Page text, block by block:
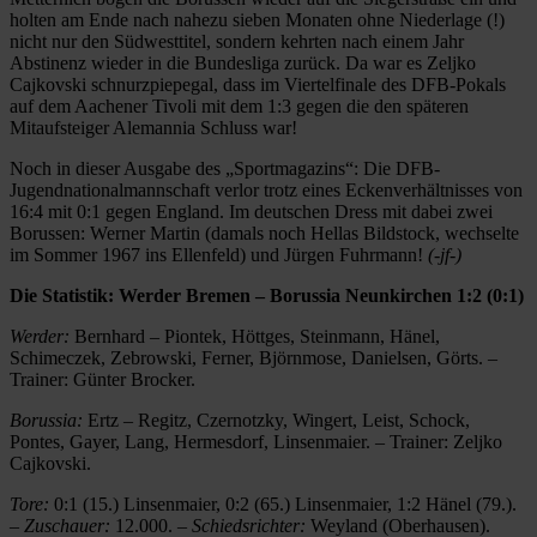
holten am Ende nach nahezu sieben Monaten ohne Niederlage (!)
nicht nur den Südwesttitel, sondern kehrten nach einem Jahr
Abstinenz wieder in die Bundesliga zurück. Da war es Zeljko
Cajkovski schnurzpiepegal, dass im Viertelfinale des DFB-Pokals
auf dem Aachener Tivoli mit dem 1:3 gegen die den späteren
Mitaufsteiger Alemannia Schluss war!
Noch in dieser Ausgabe des „Sportmagazins“: Die DFB-
Jugendnationalmannschaft verlor trotz eines Eckenverhältnisses von
16:4 mit 0:1 gegen England. Im deutschen Dress mit dabei zwei
Borussen: Werner Martin (damals noch Hellas Bildstock, wechselte
im Sommer 1967 ins Ellenfeld) und Jürgen Fuhrmann! (-jf-)
Die Statistik: Werder Bremen – Borussia Neunkirchen 1:2 (0:1)
Werder: Bernhard – Piontek, Höttges, Steinmann, Hänel,
Schimeczek, Zebrowski, Ferner, Björnmose, Danielsen, Görts. –
Trainer: Günter Brocker.
Borussia: Ertz – Regitz, Czernotzky, Wingert, Leist, Schock,
Pontes, Gayer, Lang, Hermesdorf, Linsenmaier. – Trainer: Zeljko
Cajkovski.
Tore: 0:1 (15.) Linsenmaier, 0:2 (65.) Linsenmaier, 1:2 Hänel (79.).
– Zuschauer: 12.000. – Schiedsrichter: Weyland (Oberhausen).